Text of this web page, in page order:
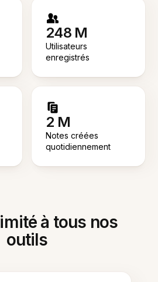
248 M
Utilisateurs
enregistrés
2 M
Notes créées
quotidiennement
à tous nos
outils